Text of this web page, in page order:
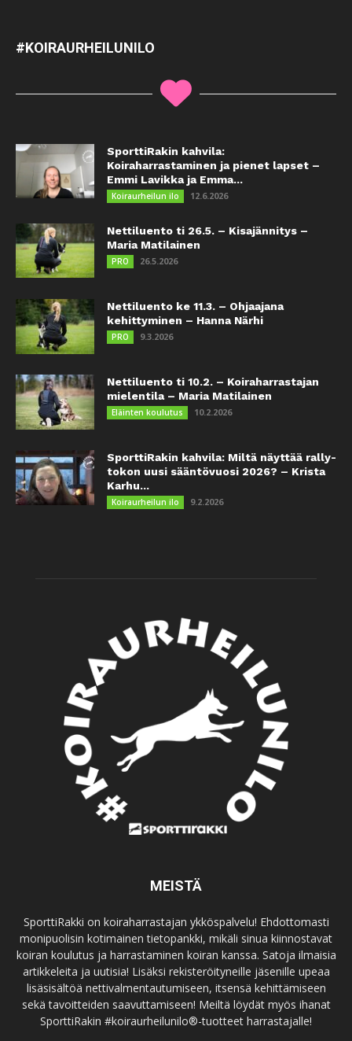
#KOIRAURHEILUNILO
SporttiRakin kahvila:
Koiraharrastaminen ja pienet lapset –
Emmi Lavikka ja Emma...
Koiraurheilun ilo 12.6.2026
Nettiluento ti 26.5. – Kisajännitys –
Maria Matilainen
PRO 26.5.2026
Nettiluento ke 11.3. – Ohjaajana
kehittyminen – Hanna Närhi
PRO 9.3.2026
Nettiluento ti 10.2. – Koiraharrastajan
mielentila – Maria Matilainen
Eläinten koulutus 10.2.2026
SporttiRakin kahvila: Miltä näyttää rally-
tokon uusi sääntövuosi 2026? – Krista
Karhu...
Koiraurheilun ilo 9.2.2026
MEISTÄ
SporttiRakki on koiraharrastajan ykköspalvelu! Ehdottomasti
monipuolisin kotimainen tietopankki, mikäli sinua kiinnostavat
koiran koulutus ja harrastaminen koiran kanssa. Satoja ilmaisia
artikkeleita ja uutisia! Lisäksi rekisteröityneille jäsenille upeaa
lisäsisältöä nettivalmentautumiseen, itsensä kehittämiseen
sekä tavoitteiden saavuttamiseen! Meiltä löydät myös ihanat
SporttiRakin #koiraurheilunilo®-tuotteet harrastajalle!